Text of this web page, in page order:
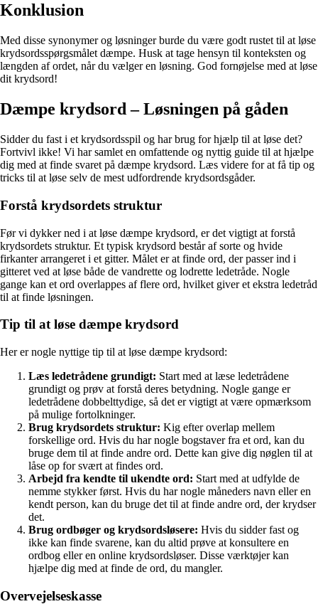
Konklusion
Med disse synonymer og løsninger burde du være godt rustet til at løse
krydsordsspørgsmålet dæmpe. Husk at tage hensyn til konteksten og
længden af ordet, når du vælger en løsning. God fornøjelse med at løse
dit krydsord!
Dæmpe krydsord – Løsningen på gåden
Sidder du fast i et krydsordsspil og har brug for hjælp til at løse det?
Fortvivl ikke! Vi har samlet en omfattende og nyttig guide til at hjælpe
dig med at finde svaret på dæmpe krydsord. Læs videre for at få tip og
tricks til at løse selv de mest udfordrende krydsordsgåder.
Forstå krydsordets struktur
Før vi dykker ned i at løse dæmpe krydsord, er det vigtigt at forstå
krydsordets struktur. Et typisk krydsord består af sorte og hvide
firkanter arrangeret i et gitter. Målet er at finde ord, der passer ind i
gitteret ved at løse både de vandrette og lodrette ledetråde. Nogle
gange kan et ord overlappes af flere ord, hvilket giver et ekstra ledetråd
til at finde løsningen.
Tip til at løse dæmpe krydsord
Her er nogle nyttige tip til at løse dæmpe krydsord:
Læs ledetrådene grundigt: Start med at læse ledetrådene
grundigt og prøv at forstå deres betydning. Nogle gange er
ledetrådene dobbelttydige, så det er vigtigt at være opmærksom
på mulige fortolkninger.
Brug krydsordets struktur: Kig efter overlap mellem
forskellige ord. Hvis du har nogle bogstaver fra et ord, kan du
bruge dem til at finde andre ord. Dette kan give dig nøglen til at
låse op for svært at findes ord.
Arbejd fra kendte til ukendte ord: Start med at udfylde de
nemme stykker først. Hvis du har nogle måneders navn eller en
kendt person, kan du bruge det til at finde andre ord, der krydser
det.
Brug ordbøger og krydsordsløsere: Hvis du sidder fast og
ikke kan finde svarene, kan du altid prøve at konsultere en
ordbog eller en online krydsordsløser. Disse værktøjer kan
hjælpe dig med at finde de ord, du mangler.
Overvejelseskasse